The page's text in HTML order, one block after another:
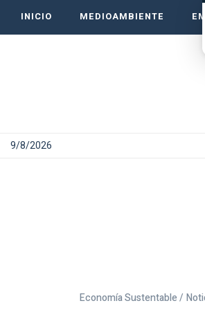
INICIO MEDIOAMBIENTE
9/8/2026
Economía Sustentable /